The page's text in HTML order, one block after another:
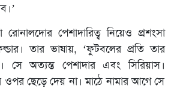
পেশাদারিত্ব নিয়েও প্রশংসা
তার ভাষায়, ‘ফুটবলের প্রতি তার
সে অত্যন্ত পেশাদার এবং সিরিয়াস।
ছেড়ে দেয় না। মাঠে নামার আগে সে